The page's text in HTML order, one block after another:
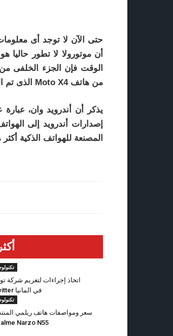
أن موتورولا لا تطور
الوقت فإن الجزء الخلفى
من هاتف Moto X4 الذى تم الكشف عنه مؤخرا وفقا لما نشره موقع phonearena الهندى.
يذكر أن أندرويد وان،
إصدارات أندرويد إلى
المصنعة للهواتف الذكية
اتخاذ إجراءات لتغريم شركة
Twitter في المانيا
سعر ومواصفات هاتف ريلمي
Narzo N55